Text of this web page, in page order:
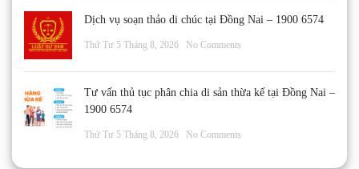
Dịch vụ soạn thảo di chúc tại Đồng Nai – 1900 6574
Thứ Tư 5 Tháng 8, 2026 No Comments
Tư vấn thủ tục phân chia di sản thừa kế tại Đồng Nai –
1900 6574
Thứ Tư 5 Tháng 8, 2026 No Comments